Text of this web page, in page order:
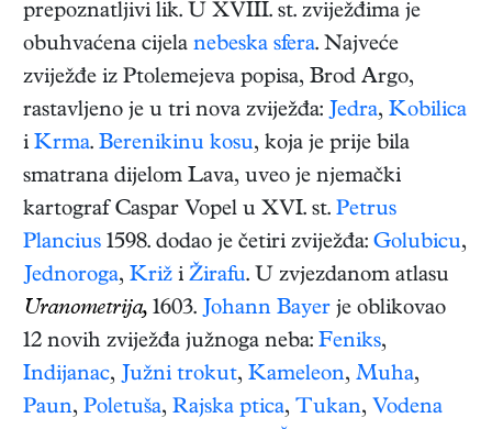
prepoznatljivi lik. U XVIII. st. zviježđima je
obuhvaćena cijela nebeska sfera. Najveće
zviježđe iz Ptolemejeva popisa, Brod Argo,
rastavljeno je u tri nova zviježđa: Jedra, Kobilica
i Krma. Berenikinu kosu, koja je prije bila
smatrana dijelom Lava, uveo je njemački
kartograf Caspar Vopel u XVI. st. Petrus
Plancius 1598. dodao je četiri zviježđa: Golubicu,
Jednoroga, Križ i Žirafu. U zvjezdanom atlasu
Uranometrija, 1603. Johann Bayer je oblikovao
12 novih zviježđa južnoga neba: Feniks,
Indijanac, Južni trokut, Kameleon, Muha,
Paun, Poletuša, Rajska ptica, Tukan, Vodena